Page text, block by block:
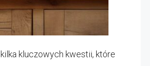
kluczowych kwestii, które